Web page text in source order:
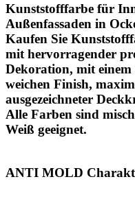
Kunststofffarbe für
Außenfassaden in
Kaufen Sie
mit hervorragender
Dekoration, mit einem
weichen Finish,
ausgezeichneter
Alle Farben sind
Weiß geeignet.
ANTI MOLD